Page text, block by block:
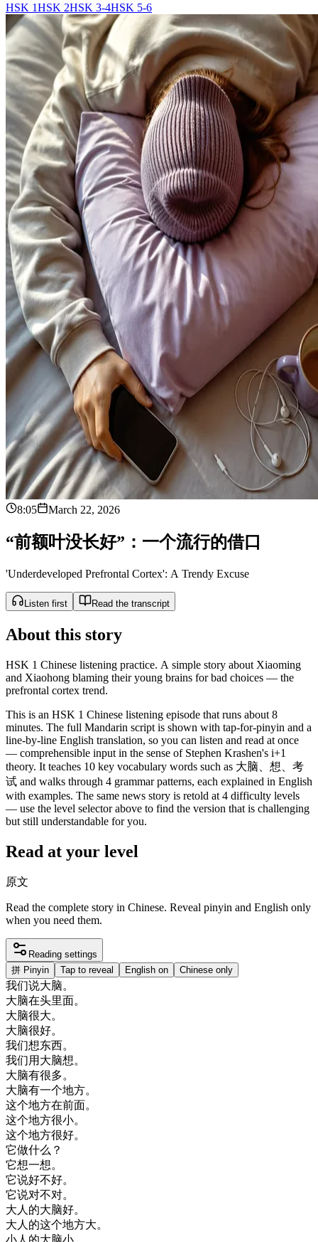
HSK 1HSK 2HSK 3-4HSK 5-6
8:05 March 22, 2026
“前额叶没长好” ： 一个流行的借口
'Underdeveloped Prefrontal Cortex': A Trendy Excuse
Listen first Read the transcript
About this story
HSK 1 Chinese listening practice. A simple story about Xiaoming
and Xiaohong blaming their young brains for bad choices — the
prefrontal cortex trend.
This is an HSK 1 Chinese listening episode that runs about 8
minutes. The full Mandarin script is shown with tap-for-pinyin and a
line-by-line English translation, so you can listen and read at once
— comprehensible input in the sense of Stephen Krashen's i+1
theory. It teaches 10 key vocabulary words such as 大脑、想、考
试 and walks through 4 grammar patterns, each explained in English
with examples. The same news story is retold at 4 difficulty levels
— use the level selector above to find the version that is challenging
but still understandable for you.
Read at your level
原文
Read the complete story in Chinese. Reveal pinyin and English only
when you need them.
Reading settings
拼 Pinyin Tap to reveal English on Chinese only
我们说大脑。
大脑在头里面。
大脑很大。
大脑很好。
我们想东西。
我们用 大脑想。
大脑有很多。
大脑有一个地方。
这个地方在前面。
这个地方很小。
这个地方很好。
它做什么 ？
它想一想。
它说好不好。
它说对不对。
大人的大脑好。
大人的这个地方大。